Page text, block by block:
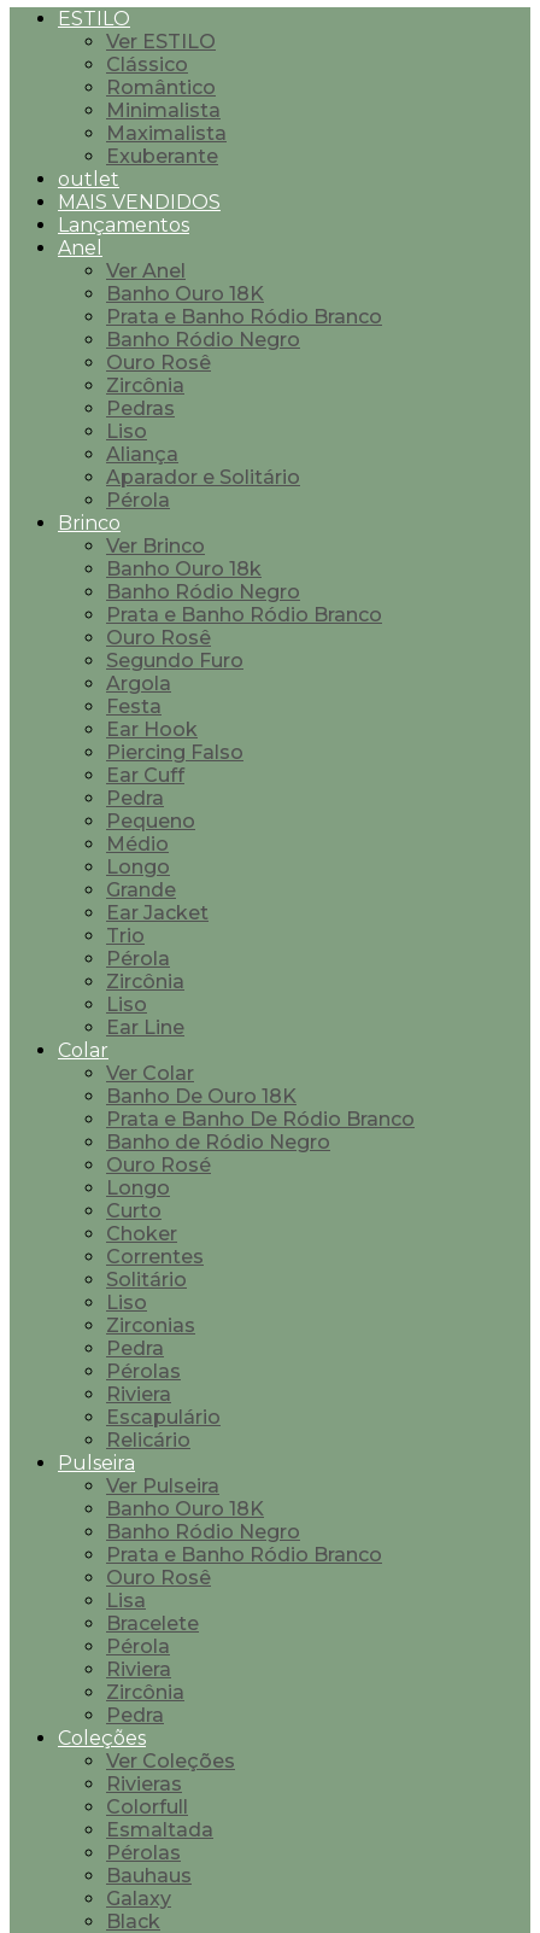
ESTILO
Ver ESTILO
Clássico
Romântico
Minimalista
Maximalista
Exuberante
outlet
MAIS VENDIDOS
Lançamentos
Anel
Ver Anel
Banho Ouro 18K
Prata e Banho Ródio Branco
Banho Ródio Negro
Ouro Rosê
Zircônia
Pedras
Liso
Aliança
Aparador e Solitário
Pérola
Brinco
Ver Brinco
Banho Ouro 18k
Banho Ródio Negro
Prata e Banho Ródio Branco
Ouro Rosê
Segundo Furo
Argola
Festa
Ear Hook
Piercing Falso
Ear Cuff
Pedra
Pequeno
Médio
Longo
Grande
Ear Jacket
Trio
Pérola
Zircônia
Liso
Ear Line
Colar
Ver Colar
Banho De Ouro 18K
Prata e Banho De Ródio Branco
Banho de Ródio Negro
Ouro Rosé
Longo
Curto
Choker
Correntes
Solitário
Liso
Zirconias
Pedra
Pérolas
Riviera
Escapulário
Relicário
Pulseira
Ver Pulseira
Banho Ouro 18K
Banho Ródio Negro
Prata e Banho Ródio Branco
Ouro Rosê
Lisa
Bracelete
Pérola
Riviera
Zircônia
Pedra
Coleções
Ver Coleções
Rivieras
Colorfull
Esmaltada
Pérolas
Bauhaus
Galaxy
Black